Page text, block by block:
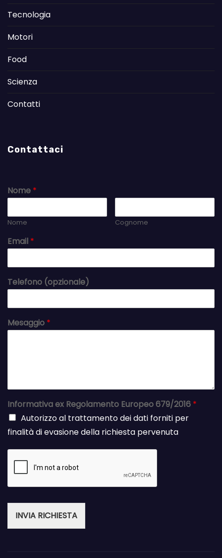
Tecnologia
Motori
Food
Scienza
Contatti
Contattaci
Nome *
Nome Cognome
Email *
Telefono (opzionale)
Mesaggio *
Informativa ex Regolamento Europeo 679/2016 *
Autorizzo al trattamento dei dati forniti per
finalità di evasione della richiesta pervenuta
INVIA RICHIESTA